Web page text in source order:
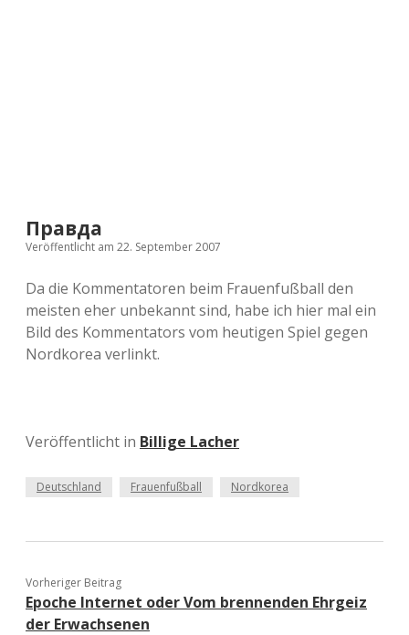
Правда
Veröffentlicht am 22. September 2007
Da die Kommentatoren beim Frauenfußball den
meisten eher unbekannt sind, habe ich hier mal ein
Bild des Kommentators vom heutigen Spiel gegen
Nordkorea verlinkt.
Veröffentlicht in Billige Lacher
Deutschland Frauenfußball Nordkorea
Vorheriger Beitrag
Epoche Internet oder Vom brennenden Ehrgeiz
der Erwachsenen